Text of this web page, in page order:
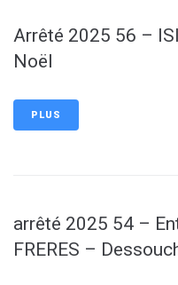
Arrêté 2025 56 –
Noël
PLUS
arrêté 2025 54 –
FRERES –